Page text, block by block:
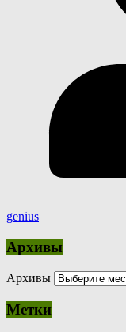
genius
Архивы
Архивы
Метки